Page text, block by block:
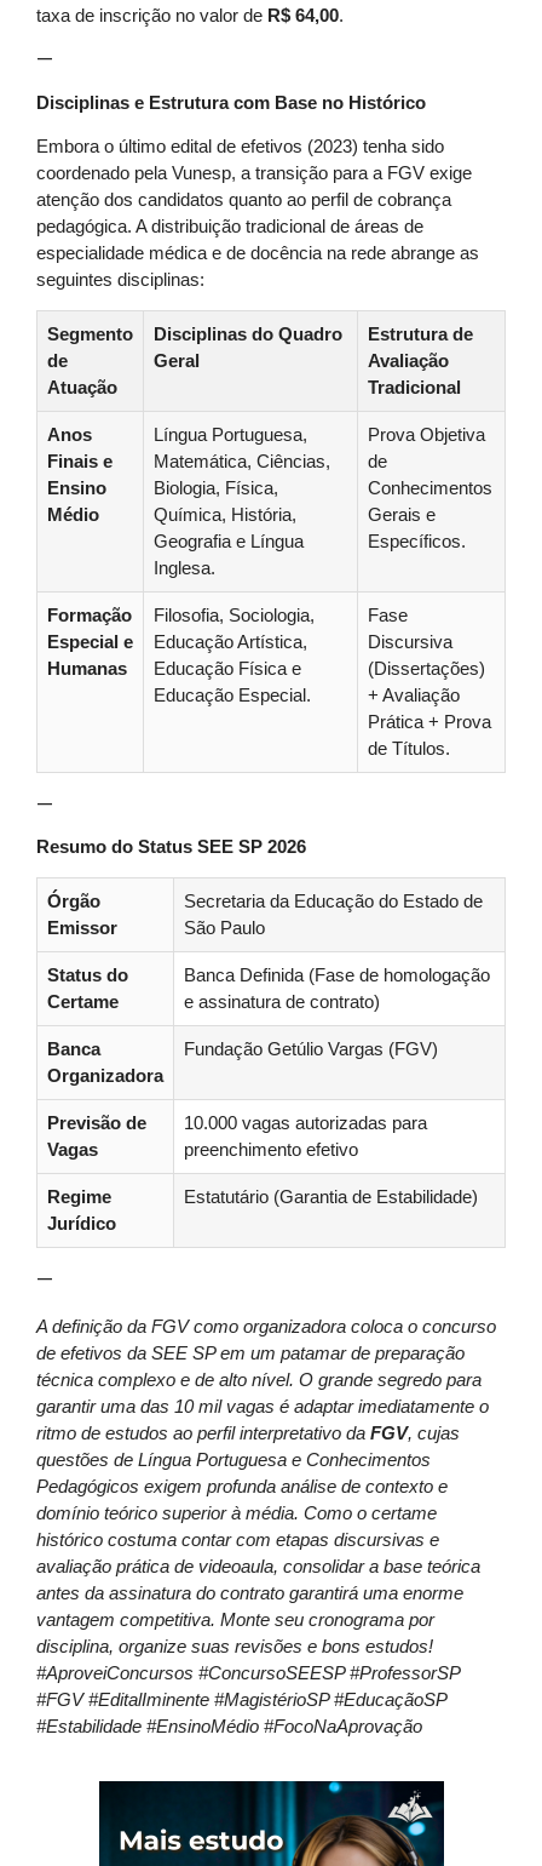
taxa de inscrição no valor de R$ 64,00.
—
Disciplinas e Estrutura com Base no Histórico
Embora o último edital de efetivos (2023) tenha sido
coordenado pela Vunesp, a transição para a FGV exige
atenção dos candidatos quanto ao perfil de cobrança
pedagógica. A distribuição tradicional de áreas de
especialidade médica e de docência na rede abrange as
seguintes disciplinas:
Segmento
de
Atuação
Disciplinas do Quadro
Geral
Estrutura de
Avaliação
Tradicional
Anos
Finais e
Ensino
Médio
Língua Portuguesa,
Matemática, Ciências,
Biologia, Física,
Química, História,
Geografia e Língua
Inglesa.
Prova Objetiva
de
Conhecimentos
Gerais e
Específicos.
Formação
Especial e
Humanas
Filosofia, Sociologia,
Educação Artística,
Educação Física e
Educação Especial.
Fase
Discursiva
(Dissertações)
+ Avaliação
Prática + Prova
de Títulos.
—
Resumo do Status SEE SP 2026
Órgão
Emissor
Secretaria da Educação do Estado de
São Paulo
Status do
Certame
Banca Definida (Fase de homologação
e assinatura de contrato)
Banca
Organizadora
Fundação Getúlio Vargas (FGV)
Previsão de
Vagas
10.000 vagas autorizadas para
preenchimento efetivo
Regime
Jurídico
Estatutário (Garantia de Estabilidade)
—
A definição da FGV como organizadora coloca o concurso
de efetivos da SEE SP em um patamar de preparação
técnica complexo e de alto nível. O grande segredo para
garantir uma das 10 mil vagas é adaptar imediatamente o
ritmo de estudos ao perfil interpretativo da FGV, cujas
questões de Língua Portuguesa e Conhecimentos
Pedagógicos exigem profunda análise de contexto e
domínio teórico superior à média. Como o certame
histórico costuma contar com etapas discursivas e
avaliação prática de videoaula, consolidar a base teórica
antes da assinatura do contrato garantirá uma enorme
vantagem competitiva. Monte seu cronograma por
disciplina, organize suas revisões e bons estudos!
#AproveiConcursos #ConcursoSEESP #ProfessorSP
#FGV #EditalIminente #MagistérioSP #EducaçãoSP
#Estabilidade #EnsinoMédio #FocoNaAprovação